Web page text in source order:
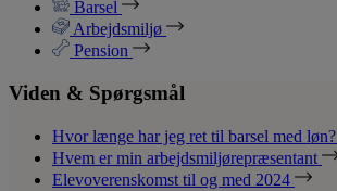
Barsel
Arbejdsmiljø
Pension
Viden & Spørgsmål
Hvor længe har jeg ret til barsel med løn?
Hvem er min arbejdsmiljørepræsentant
Elevoverenskomst til og med 2024